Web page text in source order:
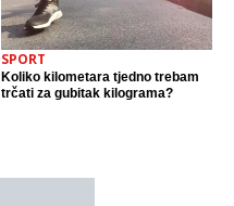
SPORT
Koliko kilometara tjedno trebam
trčati za gubitak kilograma?